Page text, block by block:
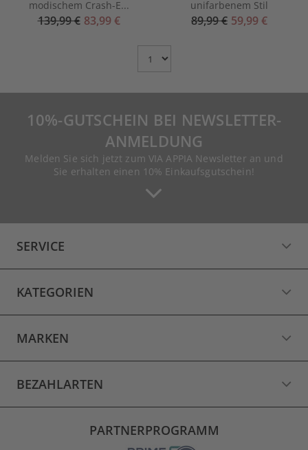
modischem Crash-E...
139,99 € 83,99 €
unifarbenem Stil
89,99 € 59,99 €
Page
10%-GUTSCHEIN BEI NEWSLETTER-
ANMELDUNG
Melden Sie sich jetzt zum VIA APPIA Newsletter an und
Sie erhalten einen 10% Einkaufsgutschein!
SERVICE
KATEGORIEN
MARKEN
BEZAHLARTEN
PARTNERPROGRAMM